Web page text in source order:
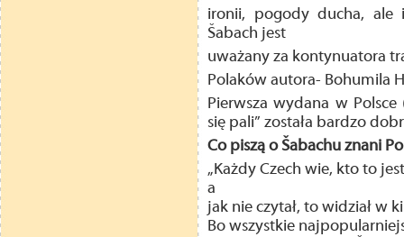
ironii, pogody ducha, ale
Šabach jest
uważany za kontynuatora
Polaków autora- Bohumila
Pierwsza wydana w
się pali” została bardzo
Co piszą o Šabachu znani
„Każdy Czech wie, kto to
a
jak nie czytał, to widział w
Bo wszystkie